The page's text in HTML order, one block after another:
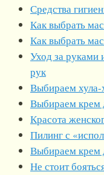
Средства
Как выбрать
Как выбрать
Уход за руками
рук
Выбираем хула-
Выбираем крем
Красота
Пилинг с
Выбираем крем
Не стоит